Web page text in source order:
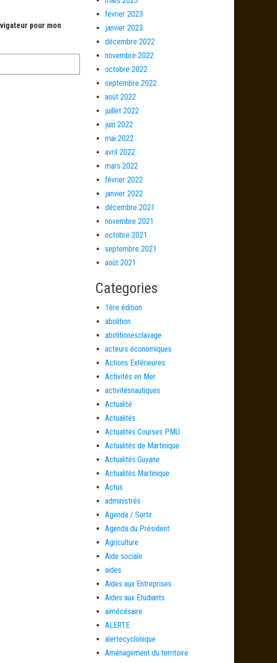
pour mon
février 2023
janvier 2023
décembre 2022
novembre 2022
octobre 2022
septembre 2022
août 2022
juillet 2022
juin 2022
mai 2022
avril 2022
mars 2022
février 2022
janvier 2022
décembre 2021
novembre 2021
octobre 2021
septembre 2021
août 2021
Categories
1ère édition
abolition
abolitionesclavage
acteurs économiques
Actions Extérieures
Activités en Mer
activitésnautiques
Actualité
Actualités
Actualités Courses PMU
Actualités de Martinique
Actualités Guyane
Actualités Martinique
Actus
administrés
Agenda / Sortir
Agenda du Président
Agriculture
Aide sociale
aides
Aides aux Entreprises
Aides aux Etudiants
aimécésaire
ALERTE
alertecyclonique
Aménagement du territoire